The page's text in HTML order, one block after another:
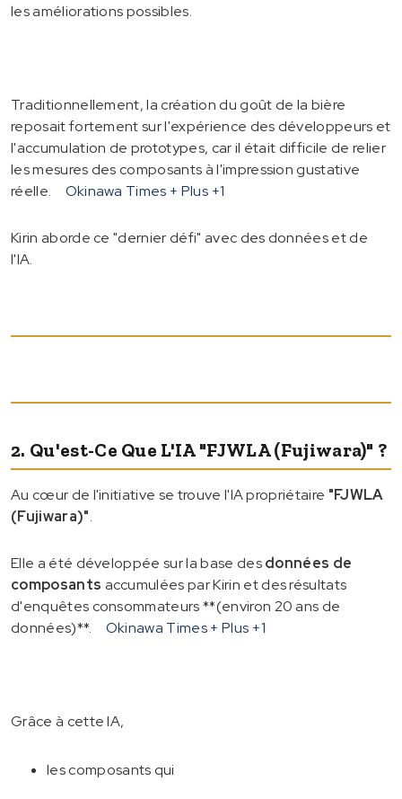
les améliorations possibles.
Traditionnellement, la création du goût de la bière
reposait fortement sur l'expérience des développeurs et
l'accumulation de prototypes, car il était difficile de relier
les mesures des composants à l'impression gustative
réelle.
Okinawa Times + Plus +1
Kirin aborde ce "dernier défi" avec des données et de
l'IA.
2. Qu'est-Ce Que L'IA "FJWLA (Fujiwara)" ?
Au cœur de l'initiative se trouve l'IA propriétaire "FJWLA
(Fujiwara)".
Elle a été développée sur la base desdonnées de
composants accumulées par Kirin et des résultats
d'enquêtes consommateurs **(environ 20 ans de
données)**.
Okinawa Times + Plus +1
Grâce à cette IA,
les composants qui